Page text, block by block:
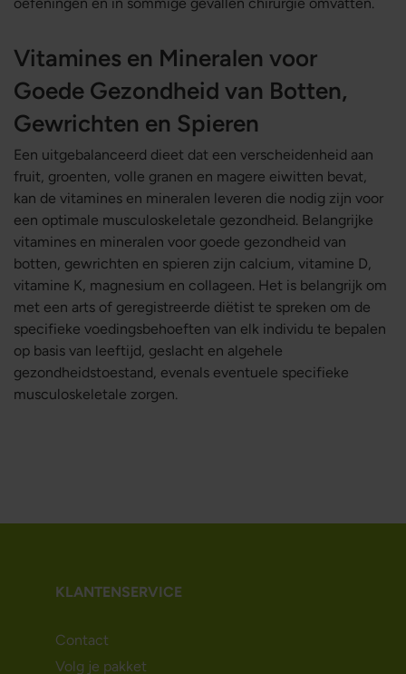
Vitamines en Mineralen voor
Goede Gezondheid van Botten,
Gewrichten en Spieren
Een uitgebalanceerd dieet dat een verscheidenheid aan
fruit, groenten, volle granen en magere eiwitten bevat,
kan de vitamines en mineralen leveren die nodig zijn voor
een optimale musculoskeletale gezondheid. Belangrijke
vitamines en mineralen voor goede gezondheid van
botten, gewrichten en spieren zijn calcium, vitamine D,
vitamine K, magnesium en collageen. Het is belangrijk om
met een arts of geregistreerde diëtist te spreken om de
specifieke voedingsbehoeften van elk individu te bepalen
op basis van leeftijd, geslacht en algehele
gezondheidstoestand, evenals eventuele specifieke
musculoskeletale zorgen.
KLANTENSERVICE
Contact
Volg je pakket